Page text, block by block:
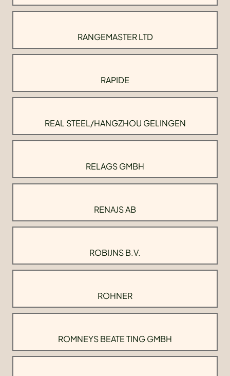
RANGEMASTER LTD
RAPIDE
REAL STEEL/HANGZHOU GELINGEN
RELAGS GMBH
RENAJS AB
ROBIJNS B.V.
ROHNER
ROMNEYS BEATE TING GMBH